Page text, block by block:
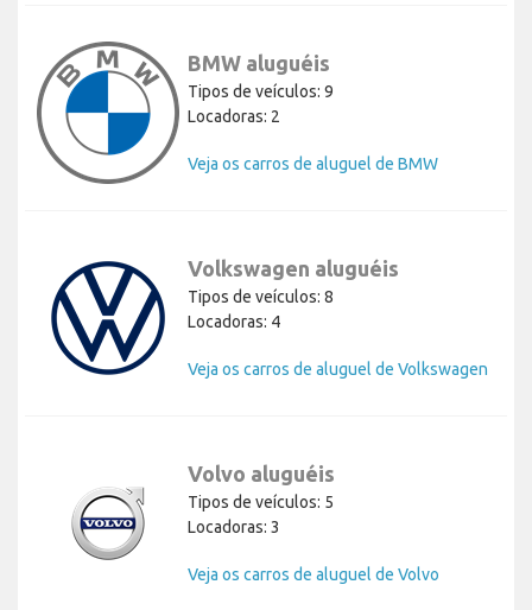
BMW aluguéis
Tipos de veículos: 9
Locadoras: 2
Veja os carros de aluguel de BMW
Volkswagen aluguéis
Tipos de veículos: 8
Locadoras: 4
Veja os carros de aluguel de Volkswagen
Volvo aluguéis
Tipos de veículos: 5
Locadoras: 3
Veja os carros de aluguel de Volvo